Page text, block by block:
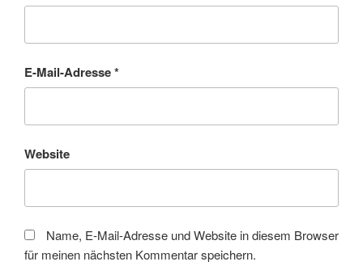
E-Mail-Adresse*
Website
Name, E-Mail-Adresse und Website in diesem Browser
für meinen nächsten Kommentar speichern.